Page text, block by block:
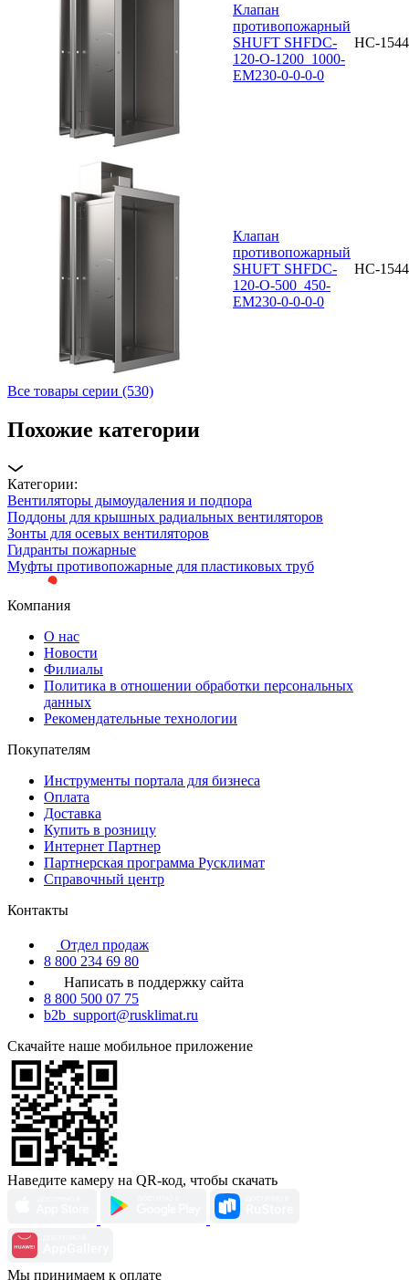
Клапан
противопожарный
SHUFT SHFDC-
120-O-1200_1000-
EM230-0-0-0-0
НС-
Клапан
противопожарный
SHUFT SHFDC-
120-O-500_450-
EM230-0-0-0-0
НС-
Все товары серии (530)
Похожие категории
Категории:
Вентиляторы дымоудаления и подпора
Поддоны для крышных радиальных вентиляторов
Зонты для осевых вентиляторов
Гидранты пожарные
Муфты противопожарные для пластиковых труб
Компания
О нас
Новости
Филиалы
Политика в отношении обработки персональных
данных
Рекомендательные технологии
Покупателям
Инструменты портала для бизнеса
Оплата
Доставка
Купить в розницу
Интернет Партнер
Партнерская программа Русклимат
Справочный центр
Контакты
Отдел продаж
8 800 234 69 80
Написать в поддержку сайта
8 800 500 07 75
b2b_support@rusklimat.ru
Скачайте наше мобильное приложение
Наведите камеру на QR-код, чтобы скачать
Мы принимаем к оплате